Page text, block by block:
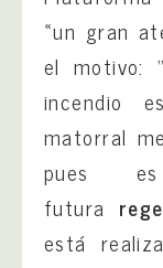
«un gran
el motivo:
incendio
matorral
pues
futura
está